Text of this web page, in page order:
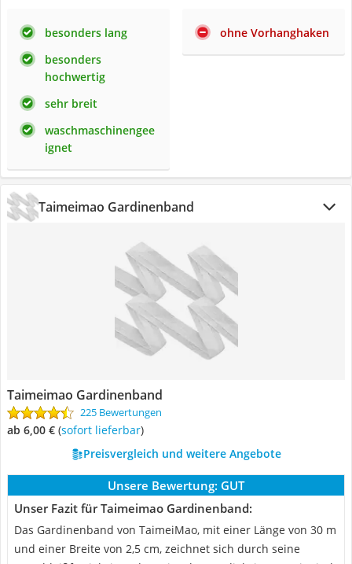
besonders lang
besonders
hochwertig
sehr breit
waschmaschinengee
ignet
ohne Vorhanghaken
Taimeimao Gardinenband
Taimeimao Gardinenband
225 Bewertungen
ab 6,00 € ( Sofort lieferbar)
Preisvergleich und weitere Angebote
Unsere Bewertung: GUT
Unser Fazit für Taimeimao Gardinenband:
Das Gardinenband von TaimeiMao, mit einer Länge von 30 m
und einer Breite von 2,5 cm, zeichnet sich durch seine